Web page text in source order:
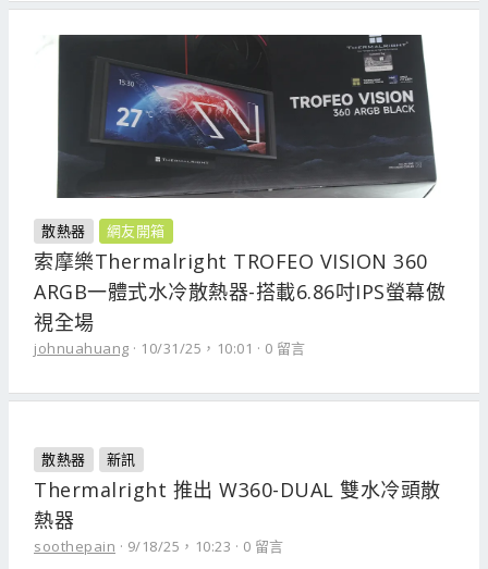
散熱器 網友開箱
索摩樂Thermalright TROFEO VISION 360
ARGB一體式水冷散熱器-搭載6.86吋IPS螢幕傲
視全場
johnuahuang 10/31/25，10:01 0 留言
散熱器 新訊
Thermalright 推出 W360-DUAL 雙水冷頭散
熱器
soothepain 9/18/25，10:23 0 留言